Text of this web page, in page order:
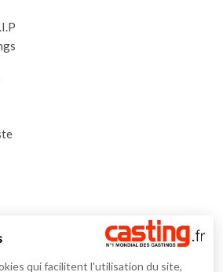
qui facilitent l'utilisation du site,